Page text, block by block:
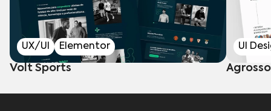
UX/UI Elementor
Volt Sports
UI